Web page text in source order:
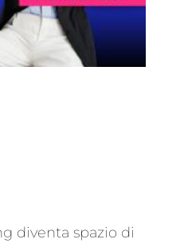
diventa spazio di